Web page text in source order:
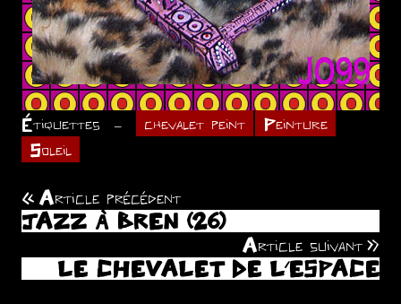
Étiquettes chevalet peint
Peinture
Soleil
Navigation
de
l’article
Article précédent
JAZZ À BREN (26)
Article suivant
LE CHEVALET DE L’ESPACE